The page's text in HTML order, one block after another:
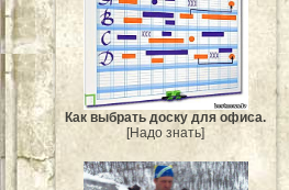
Как выбрать доску для офиса.
[Надо знать]